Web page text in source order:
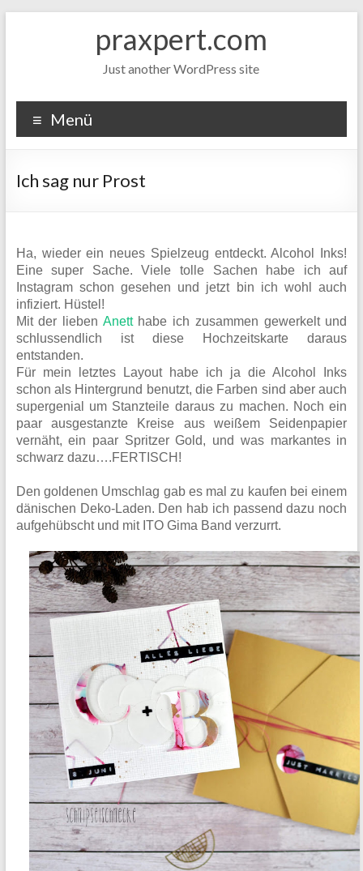
praxpert.com
Just another WordPress site
Menü
Ich sag nur Prost
Ha, wieder ein neues Spielzeug entdeckt. Alcohol Inks!
Eine super Sache. Viele tolle Sachen habe ich auf
Instagram schon gesehen und jetzt bin ich wohl auch
infiziert. Hüstel!
Mit der lieben Anetthabe ich zusammen gewerkelt und
schlussendlich ist diese Hochzeitskarte daraus
entstanden.
Für mein letztes Layout habe ich ja die Alcohol Inks
schon als Hintergrund benutzt, die Farben sind aber auch
supergenial um Stanzteile daraus zu machen. Noch ein
paar ausgestanzte Kreise aus weißem Seidenpapier
vernäht, ein paar Spritzer Gold, und was markantes in
schwarz dazu….FERTISCH!
Den goldenen Umschlag gab es mal zu kaufen bei einem
dänischen Deko-Laden. Den hab ich passend dazu noch
aufgehübscht und mit ITO Gima Band verzurrt.